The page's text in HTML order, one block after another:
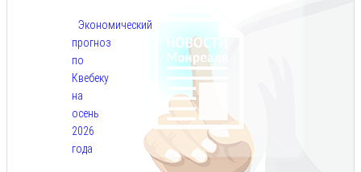
Экономический
прогноз
по
Квебеку
на
осень
2026
года